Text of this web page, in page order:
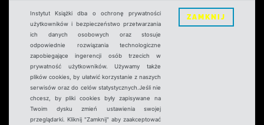
Instytut Książki dba o ochronę prywatności
użytkowników i bezpieczeństwo przetwarzania
ich danych osobowych oraz stosuje
odpowiednie rozwiązania technologiczne
zapobiegające ingerencji osób trzecich w
prywatność użytkowników. Używamy także
plików cookies, by ułatwić korzystanie z naszych
serwisów oraz do celów statystycznych.Jeśli nie
chcesz, by pliki cookies były zapisywane na
Twoim dysku zmień ustawienia swojej
przeglądarki. Kliknij "Zamknij" aby zaakceptować
ZAMKNIJ